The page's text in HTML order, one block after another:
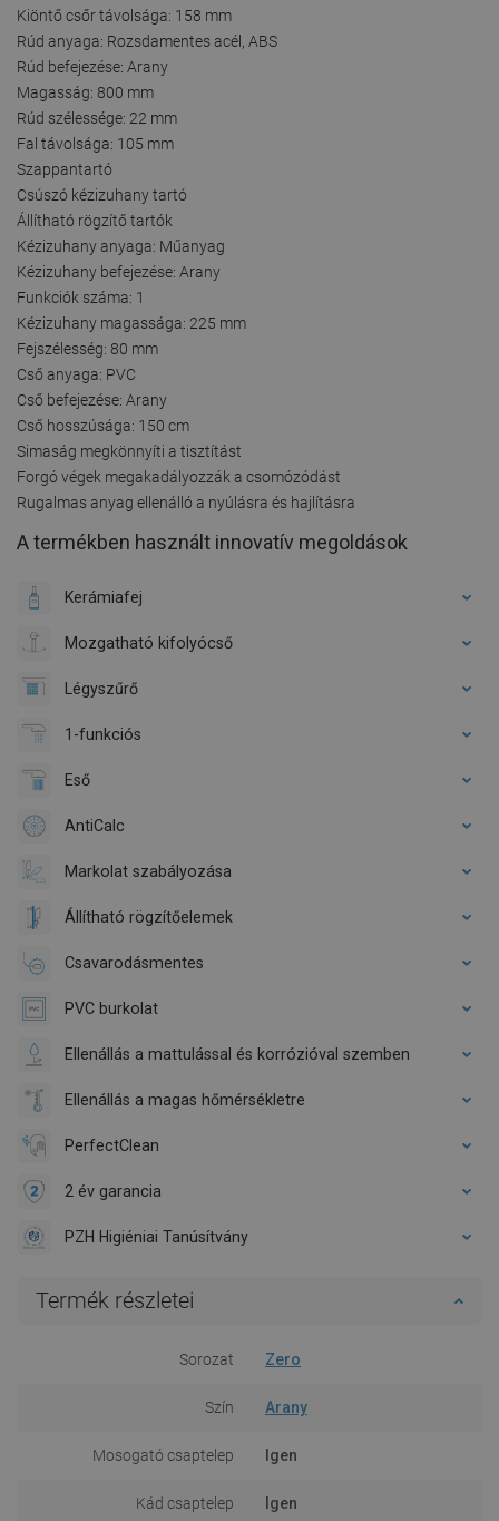
Kiöntő csőr távolsága: 158 mm
Rúd anyaga: Rozsdamentes acél, ABS
Rúd befejezése: Arany
Magasság: 800 mm
Rúd szélessége: 22 mm
Fal távolsága: 105 mm
Szappantartó
Csúszó kézizuhany tartó
Állítható rögzítő tartók
Kézizuhany anyaga: Műanyag
Kézizuhany befejezése: Arany
Funkciók száma: 1
Kézizuhany magassága: 225 mm
Fejszélesség: 80 mm
Cső anyaga: PVC
Cső befejezése: Arany
Cső hosszúsága: 150 cm
Simaság megkönnyíti a tisztítást
Forgó végek megakadályozzák a csomózódást
Rugalmas anyag ellenálló a nyúlásra és hajlításra
A termékben használt innovatív megoldások
Kerámiafej
Mozgatható kifolyócső
Légyszűrő
1-funkciós
Eső
AntiCalc
Markolat szabályozása
Állítható rögzítőelemek
Csavarodásmentes
PVC burkolat
Ellenállás a mattulással és korrózióval szemben
Ellenállás a magas hőmérsékletre
PerfectClean
2 év garancia
PZH Higiéniai Tanúsítvány
Termék részletei
Sorozat Zero
Szín Arany
Mosogató csaptelep Igen
Kád csaptelep Igen